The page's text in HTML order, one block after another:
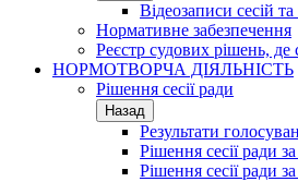
Відеозаписи сесій
Нормативне забезпечення
Реєстр судових рішень,
НОРМОТВОРЧА ДІЯЛЬНІСТЬ
Рішення сесії ради
Назад
Результати
Рішення сесії ради
Рішення сесії ради